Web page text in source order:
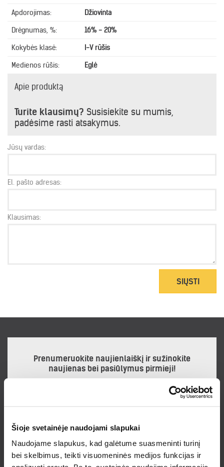
Šioje svetainėje naudojami slapukai
Naudojame slapukus, kad galėtume suasmeninti turinį
bei skelbimus, teikti visuomeninės medijos funkcijas ir
Apdorojimas:
Džiovinta
Drėgnumas, %:
16% - 20%
Kokybės klasė:
I-V rūšis
Medienos rūšis:
Eglė
Apie produktą
Turite klausimų? Susisiekite su mumis,
padėsime rasti atsakymus.
Jūsų vardas:
El. pašto adresas:
Klausimas:
SIŲSTI
Prenumeruokite naujienlaiškį ir sužinokite
naujienas bei pasiūlymus pirmieji!
Noriu gauti naujienlaiškį
Prenumeruodamas naujienlaiškį sutinku suPrivatumo politika.